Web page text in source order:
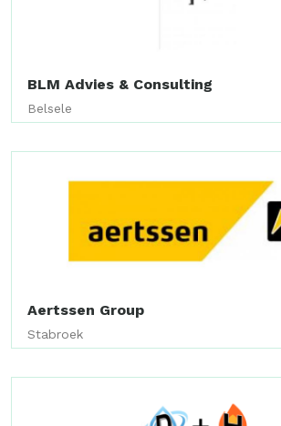
BLM Advies & Consulting
Belsele
Aertssen Group
Stabroek